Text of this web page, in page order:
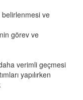
belirlenmesi ve
görev ve
verimli geçmesi
yapılırken